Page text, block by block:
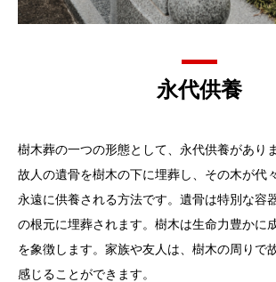
永代供養
樹木葬の一つの形態として、永代供養があり
故人の遺骨を樹木の下に埋葬し、その木が代
永遠に供養される方法です。遺骨は特別な容
の根元に埋葬されます。樹木は生命力豊かに
を象徴します。家族や友人は、樹木の周りで
感じることができます。